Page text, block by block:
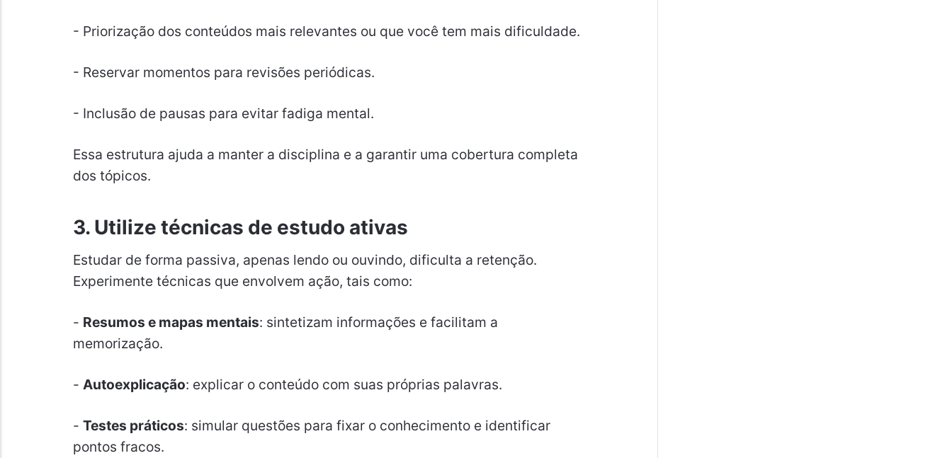
- Priorização dos conteúdos mais relevantes ou que você tem mais dificuldade.
- Reservar momentos para revisões periódicas.
- Inclusão de pausas para evitar fadiga mental.
Essa estrutura ajuda a manter a disciplina e a garantir uma cobertura completa
dos tópicos.
3. Utilize técnicas de estudo ativas
Estudar de forma passiva, apenas lendo ou ouvindo, dificulta a retenção.
Experimente técnicas que envolvem ação, tais como:
- Resumos e mapas mentais: sintetizam informações e facilitam a
memorização.
- Autoexplicação: explicar o conteúdo com suas próprias palavras.
- Testes práticos: simular questões para fixar o conhecimento e identificar
pontos fracos.